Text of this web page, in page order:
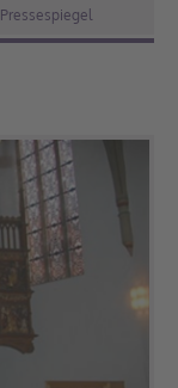
Pressespiegel